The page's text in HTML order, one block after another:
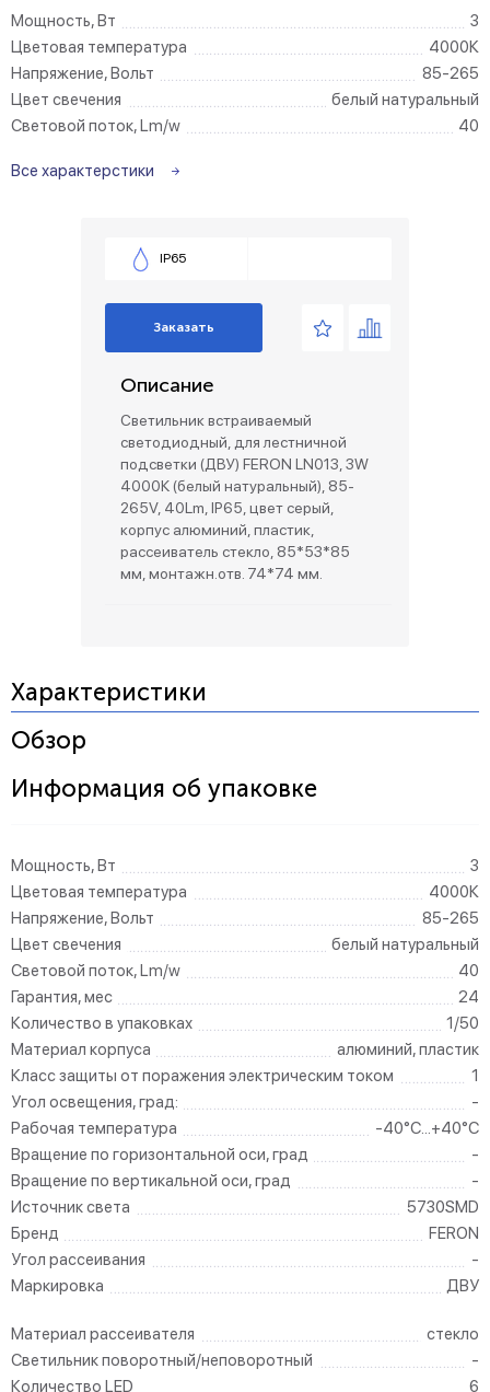
Мощность, Вт
3
Цветовая температура
4000К
Напряжение, Вольт
85-265
Цвет свечения
белый натуральный
Световой поток, Lm/w
40
Все характерстики
IP65
Заказать
Описание
Светильник встраиваемый
светодиодный, для лестничной
подсветки (ДВУ) FERON LN013, 3W
4000К (белый натуральный), 85-
265V, 40Lm, IP65, цвет серый,
корпус алюминий, пластик,
рассеиватель стекло, 85*53*85
мм, монтажн.отв. 74*74 мм.
Характеристики
Обзор
Информация об упаковке
Мощность, Вт
3
Цветовая температура
4000К
Напряжение, Вольт
85-265
Цвет свечения
белый натуральный
Световой поток, Lm/w
40
Гарантия, мес
24
Количество в упаковках
1/50
Материал корпуса
алюминий, пластик
Класс защиты от поражения электрическим током
1
Угол освещения, град:
-
Рабочая температура
-40°C...+40°C
Вращение по горизонтальной оси, град
-
Вращение по вертикальной оси, град
-
Источник света
5730SMD
Бренд
FERON
Угол рассеивания
-
Маркировка
ДВУ
Материал рассеивателя
стекло
Светильник поворотный/неповоротный
-
Количество LED
6